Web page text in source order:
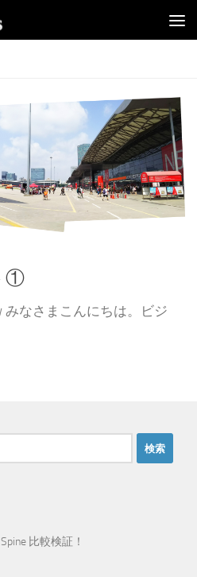
①
みなさまこんにちは。ビジ
比較検証！